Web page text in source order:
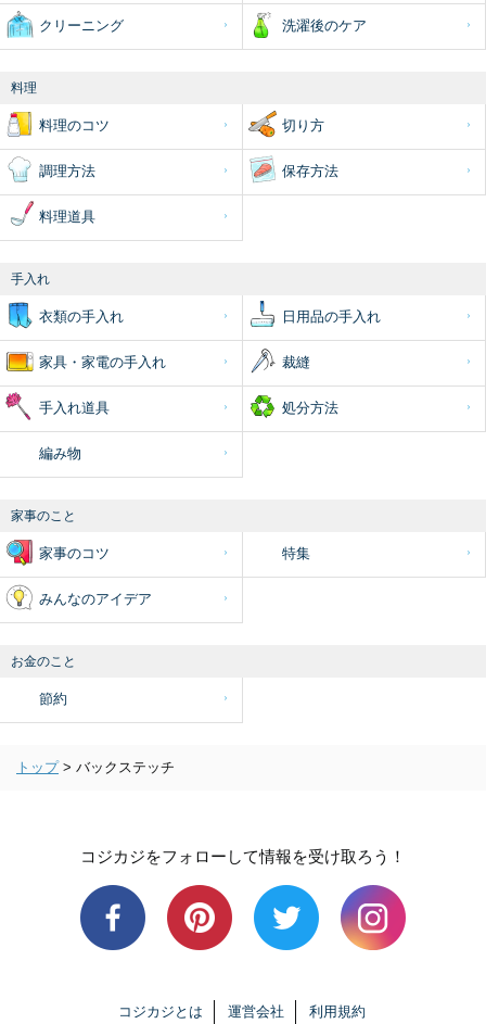
クリーニング 洗濯後のケア
料理
料理のコツ 切り方
調理方法 保存方法
料理道具
手入れ
衣類の手入れ 日用品の手入れ
家具・家電の手入れ 裁縫
手入れ道具 処分方法
編み物
家事のこと
家事のコツ 特集
みんなのアイデア
お金のこと
節約
トップ > バックステッチ
コジカジをフォローして情報を受け取ろう！
コジカジとは 運営会社 利用規約